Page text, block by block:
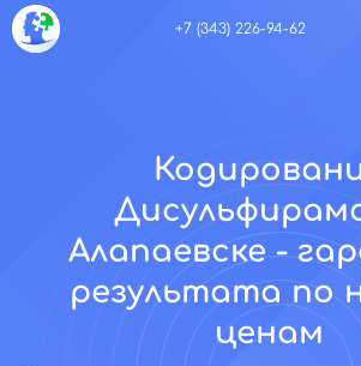
+7 (343) 226-94-62
Алапаевске -
результата по
ценам